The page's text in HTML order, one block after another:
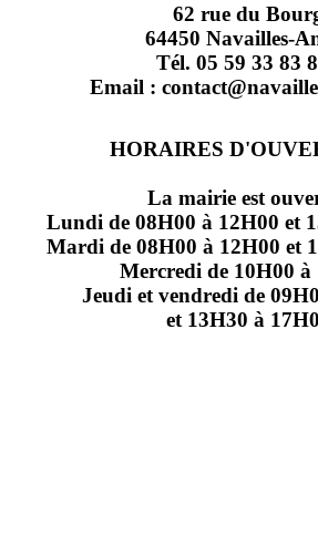
62 rue du
64450 Navailles-
Tél. 05 59 33 83
Email :
HORAIRES
La mairie est
Lundi de 08H00 à 12H00 et
Mardi de 08H00 à 12H00 et
Mercredi de 10H00 à
Jeudi et vendredi de
et 13H30 à